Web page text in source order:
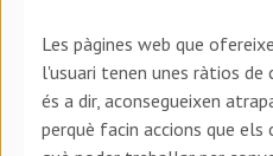
Les pàgines web que
l'usuari tenen unes ràtios
és a dir, aconsegueixen
perquè facin accions que